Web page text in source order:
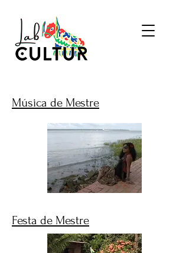
​Música de Mestre
Festa de Mestre